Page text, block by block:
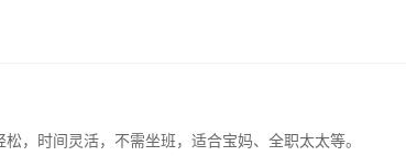
，时间灵活，不需坐班，适合宝妈、全职太太等。